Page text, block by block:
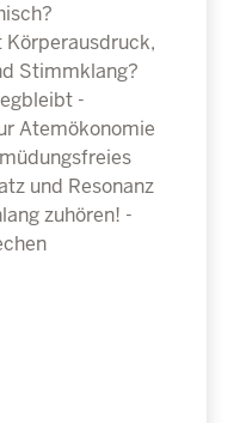
Körperausdruck,
Stimmklang?
-
Atemökonomie
und Resonanz
zuhören! -